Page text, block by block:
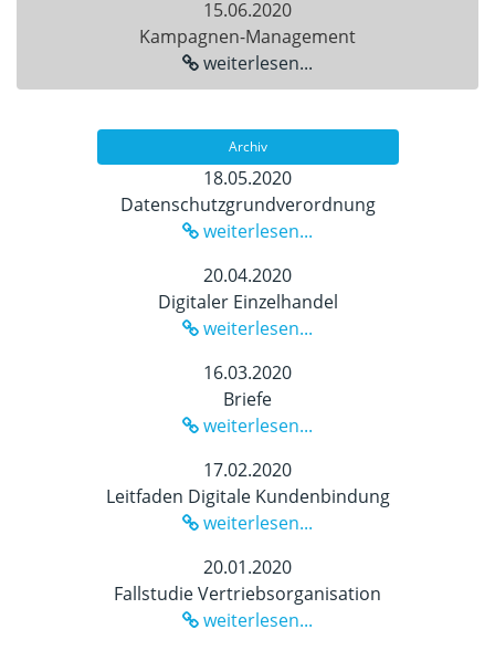
15.06.2020
Kampagnen-Management
weiterlesen...
Archiv
18.05.2020
Datenschutzgrundverordnung
weiterlesen...
20.04.2020
Digitaler Einzelhandel
weiterlesen...
16.03.2020
Briefe
weiterlesen...
17.02.2020
Leitfaden Digitale Kundenbindung
weiterlesen...
20.01.2020
Fallstudie Vertriebsorganisation
weiterlesen...